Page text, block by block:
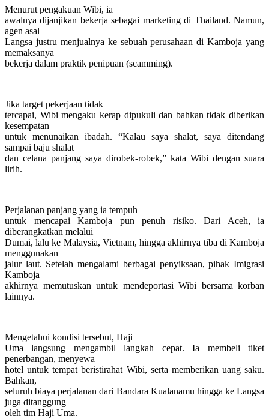
Menurut pengakuan Wibi, ia
awalnya dijanjikan bekerja sebagai marketing di Thailand. Namun,
agen asal
Langsa justru menjualnya ke sebuah perusahaan di Kamboja yang
memaksanya
bekerja dalam praktik penipuan (scamming).
Jika target pekerjaan tidak
tercapai, Wibi mengaku kerap dipukuli dan bahkan tidak diberikan
kesempatan
untuk menunaikan ibadah. “Kalau saya shalat, saya ditendang
sampai baju shalat
dan celana panjang saya dirobek-robek,” kata Wibi dengan suara
lirih.
Perjalanan panjang yang ia tempuh
untuk mencapai Kamboja pun penuh risiko. Dari Aceh, ia
diberangkatkan melalui
Dumai, lalu ke Malaysia, Vietnam, hingga akhirnya tiba di Kamboja
menggunakan
jalur laut. Setelah mengalami berbagai penyiksaan, pihak Imigrasi
Kamboja
akhirnya memutuskan untuk mendeportasi Wibi bersama korban
lainnya.
Mengetahui kondisi tersebut, Haji
Uma langsung mengambil langkah cepat. Ia membeli tiket
penerbangan, menyewa
hotel untuk tempat beristirahat Wibi, serta memberikan uang saku.
Bahkan,
seluruh biaya perjalanan dari Bandara Kualanamu hingga ke Langsa
juga ditanggung
oleh tim Haji Uma.